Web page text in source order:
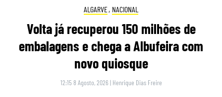
ALGARVE, NACIONAL
Volta já recuperou 150 milhões de
embalagens e chega a Albufeira com
novo quiosque
12:15 8 Agosto, 2026 | Henrique Dias Freire